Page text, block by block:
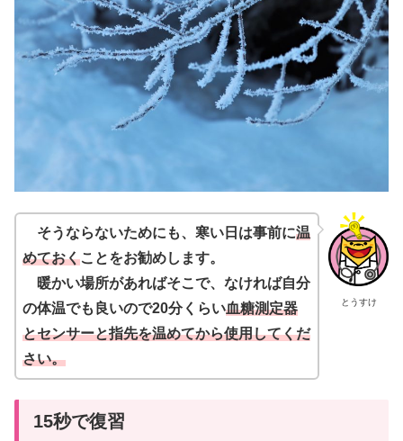
とうすけ
そうならないためにも、寒い日は事前に温
めておくことをお勧めします。
暖かい場所があればそこで、なければ自分
の体温でも良いので20分くらい血糖測定器
とセンサーと指先を温めてから使用してくだ
さい。
15秒で復習